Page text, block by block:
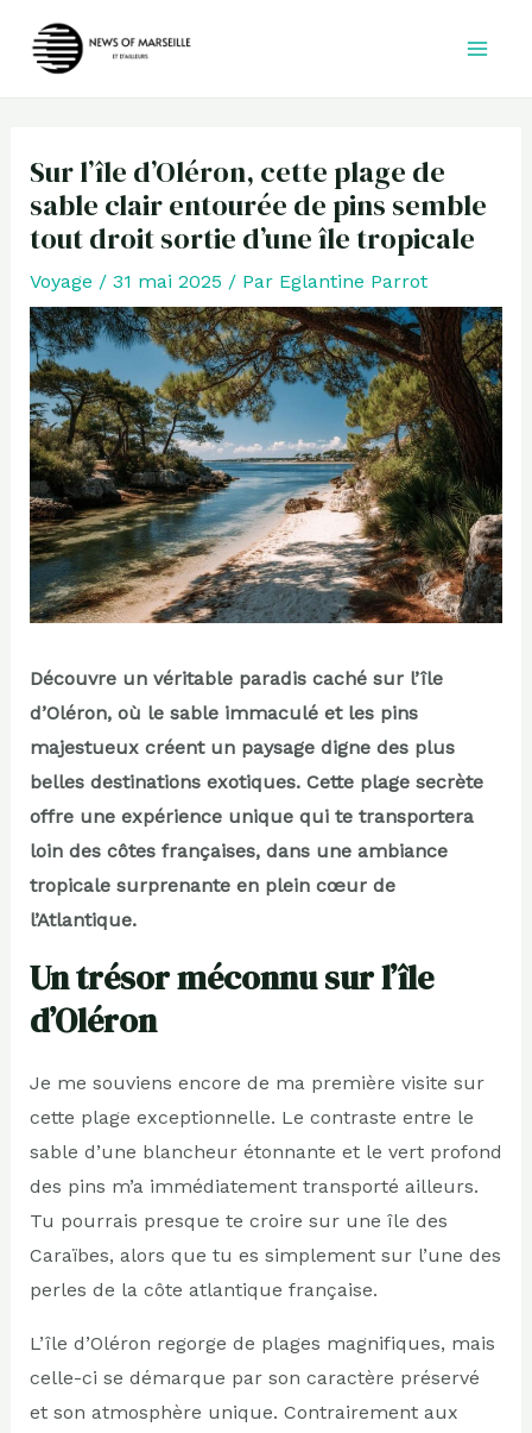
Sur l’île d’Oléron, cette plage de
sable clair entourée de pins semble
tout droit sortie d’une île tropicale
Voyage / 31 mai 2025 / Par Eglantine Parrot
Découvre un véritable paradis caché sur l’île
d’Oléron, où le sable immaculé et les pins
majestueux créent un paysage digne des plus
belles destinations exotiques. Cette plage secrète
offre une expérience unique qui te transportera
loin des côtes françaises, dans une ambiance
tropicale surprenante en plein cœur de
l’Atlantique.
Un trésor méconnu sur l’île
d’Oléron
Je me souviens encore de ma première visite sur
cette plage exceptionnelle. Le contraste entre le
sable d’une blancheur étonnante et le vert profond
des pins m’a immédiatement transporté ailleurs.
Tu pourrais presque te croire sur une île des
Caraïbes, alors que tu es simplement sur l’une des
perles de la côte atlantique française.
L’île d’Oléron regorge de plages magnifiques, mais
celle-ci se démarque par son caractère préservé
et son atmosphère unique. Contrairement aux